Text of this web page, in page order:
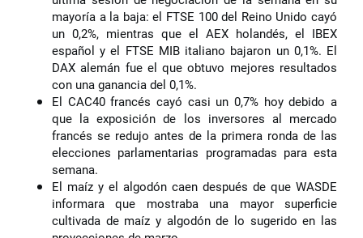
mayoría a la baja: el FTSE 100 del Reino Unido cayó
un 0,2%, mientras que el AEX holandés, el IBEX
español y el FTSE MIB italiano bajaron un 0,1%. El
DAX alemán fue el que obtuvo mejores resultados
con una ganancia del 0,1%.
El CAC40 francés cayó casi un 0,7% hoy debido a
que la exposición de los inversores al mercado
francés se redujo antes de la primera ronda de las
elecciones parlamentarias programadas para esta
semana.
El maíz y el algodón caen después de que WASDE
informara que mostraba una mayor superficie
cultivada de maíz y algodón de lo sugerido en las